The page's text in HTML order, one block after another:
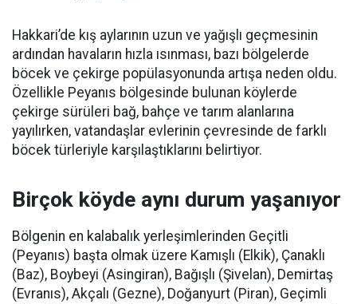
Hakkari’de kış aylarının uzun ve yağışlı geçmesinin
ardından havaların hızla ısınması, bazı bölgelerde
böcek ve çekirge popülasyonunda artışa neden oldu.
Özellikle Peyanıs bölgesinde bulunan köylerde
çekirge sürüleri bağ, bahçe ve tarım alanlarına
yayılırken, vatandaşlar evlerinin çevresinde de farklı
böcek türleriyle karşılaştıklarını belirtiyor.
Birçok köyde aynı durum yaşanıyor
Bölgenin en kalabalık yerleşimlerinden Geçitli
(Peyanıs) başta olmak üzere Kamışlı (Elkik), Çanaklı
(Baz), Boybeyi (Asingiran), Bağışlı (Şivelan), Demirtaş
(Evranıs), Akçalı (Gezne), Doğanyurt (Piran), Geçimli